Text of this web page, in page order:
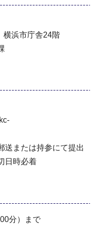
浜市庁舎24階
送または持参にて提出
日時必着
分）まで